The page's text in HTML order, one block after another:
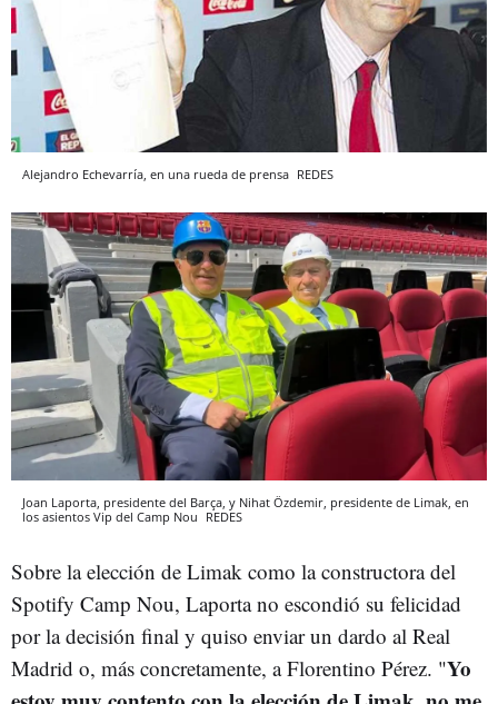
Alejandro Echevarría, en una rueda de prensa REDES
Joan Laporta, presidente del Barça, y Nihat Özdemir, presidente de Limak, en
los asientos Vip del Camp Nou REDES
Sobre la elección de Limak como la constructora del
Spotify Camp Nou, Laporta no escondió su felicidad
por la decisión final y quiso enviar un dardo al Real
Madrid o, más concretamente, a Florentino Pérez. "Yo